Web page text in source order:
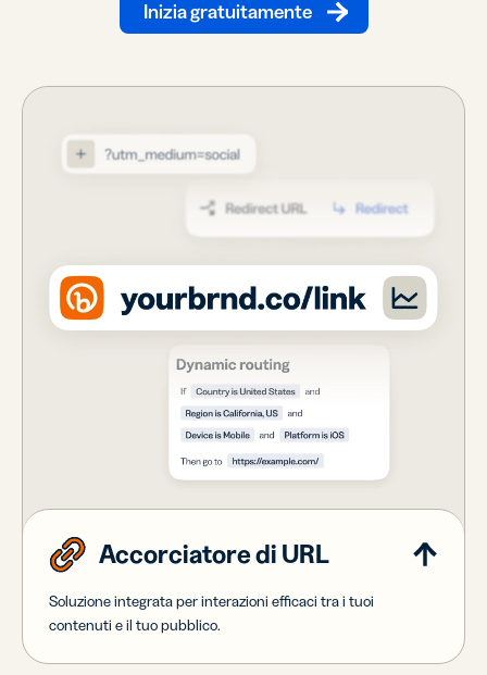
Inizia gratuitamente
Accorciatore di URL
Soluzione integrata per interazioni efficaci tra i tuoi
contenuti e il tuo pubblico.